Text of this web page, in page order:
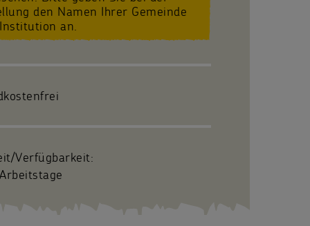
den Namen Ihrer Gemeinde
an.
Verfügbarkeit: